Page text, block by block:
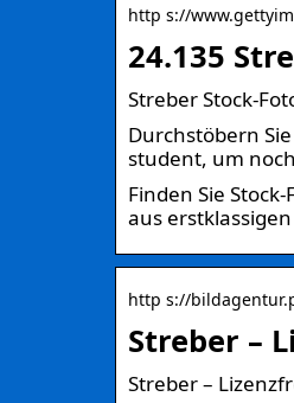
http s://
24.135
Streber Stock-
Durchstöbern
student, um
Finden Sie
aus
http s://
Streber –
Streber –